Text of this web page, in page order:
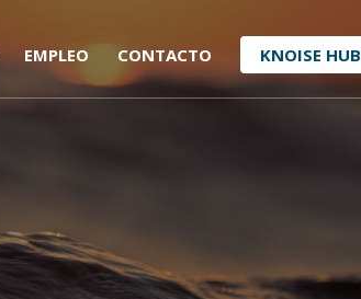
EMPLEO CONTACTO KNOISE HUB